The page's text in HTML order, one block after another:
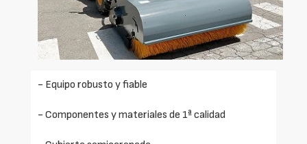
- Equipo robusto y fiable
- Componentes y materiales de 1ª calidad